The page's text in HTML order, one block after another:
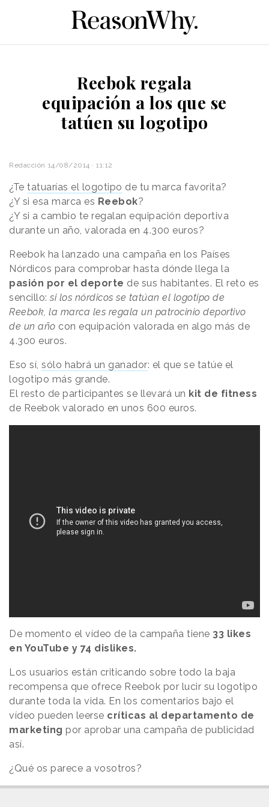
Reebok regala
equipación a los que se
tatúen su logotipo
Redacción 14/08/2014 · 11:12
¿Te tatuarías el logotipo de tu marca favorita?
¿Y si esa marca es Reebok?
¿Y si a cambio te regalan equipación deportiva
durante un año, valorada en 4.300 euros?
Reebok ha lanzado una campaña en los Países
Nórdicos para comprobar hasta dónde llega la
pasión por el deporte de sus habitantes. El reto es
sencillo: si los nórdicos se tatúan el logotipo de
Reebok, la marca les regala un patrocinio deportivo
de un año con equipación valorada en algo más de
4.300 euros.
Eso sí, sólo habrá un ganador: el que se tatúe el
logotipo más grande.
El resto de participantes se llevará un kit de fitness
de Reebok valorado en unos 600 euros.
De momento el vídeo de la campaña tiene 33 likes
en YouTube y 74 dislikes.
Los usuarios están criticando sobre todo la baja
recompensa que ofrece Reebok por lucir su logotipo
durante toda la vida. En los comentarios bajo el
vídeo pueden leerse críticas al departamento de
marketing por aprobar una campaña de publicidad
así.
¿Qué os parece a vosotros?